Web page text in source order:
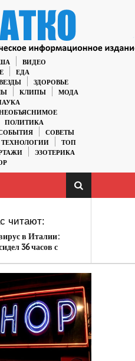
ВИДЕО
ЕДА
ЗДОРОВЬЕ
КЛИПЫ
МОДА
ПОЛИТИКА
СОВЕТЫ
ТЕХНОЛОГИИ
ТОП
ЭЗОТЕРИКА
читают:
в Италии:
36 часов с